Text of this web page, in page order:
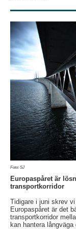
Foto: SJ
Europaspåret är
transportkorridor
Tidigare i juni skrev
Europaspåret är det
transportkorridor
kan hantera